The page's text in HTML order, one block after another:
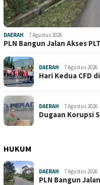
DAERAH 7 Agustus 2026
PLN Bangun Jalan Akses
DAERAH 7 Agustus 2026
Hari Kedua CFD
DAERAH 7 Agustus 2026
Dugaan Korupsi
HUKUM
DAERAH 7 Agustus 2026
PLN Bangun